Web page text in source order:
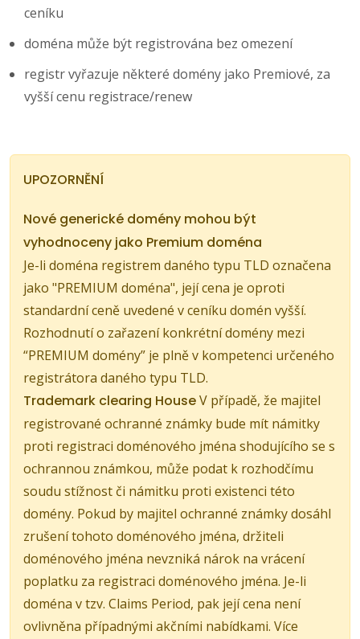
ceníku
doména může být registrována bez omezení
registr vyřazuje některé domény jako Premiové, za
vyšší cenu registrace/renew
UPOZORNĚNÍ
Nové generické domény mohou být
vyhodnoceny jako Premium doména
Je-li doména registrem daného typu TLD označena
jako "PREMIUM doména", její cena je oproti
standardní ceně uvedené v ceníku domén vyšší.
Rozhodnutí o zařazení konkrétní domény mezi
“PREMIUM domény” je plně v kompetenci určeného
registrátora daného typu TLD.
Trademark clearing HouseV případě, že majitel
registrované ochranné známky bude mít námitky
proti registraci doménového jména shodujícího se s
ochrannou známkou, může podat k rozhodčímu
soudu stížnost či námitku proti existenci této
domény. Pokud by majitel ochranné známky dosáhl
zrušení tohoto doménového jména, držiteli
doménového jména nevzniká nárok na vrácení
poplatku za registraci doménového jména. Je-li
doména v tzv. Claims Period, pak její cena není
ovlivněna případnými akčními nabídkami. Více